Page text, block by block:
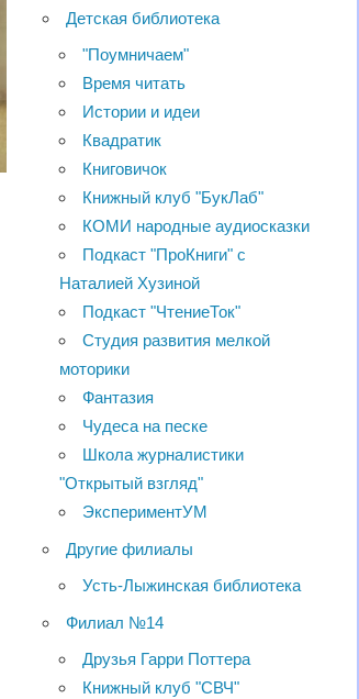
Детская библиотека
"Поумничаем"
Время читать
Истории и идеи
Квадратик
Книговичок
Книжный клуб "БукЛаб"
КОМИ народные аудиосказки
Подкаст "ПроКниги" с
Наталией Хузиной
Подкаст "ЧтениеТок"
Студия развития мелкой
моторики
Фантазия
Чудеса на песке
Школа журналистики
"Открытый взгляд"
ЭкспериментУМ
Другие филиалы
Усть-Лыжинская библиотека
Филиал №14
Друзья Гарри Поттера
Книжный клуб "СВЧ"